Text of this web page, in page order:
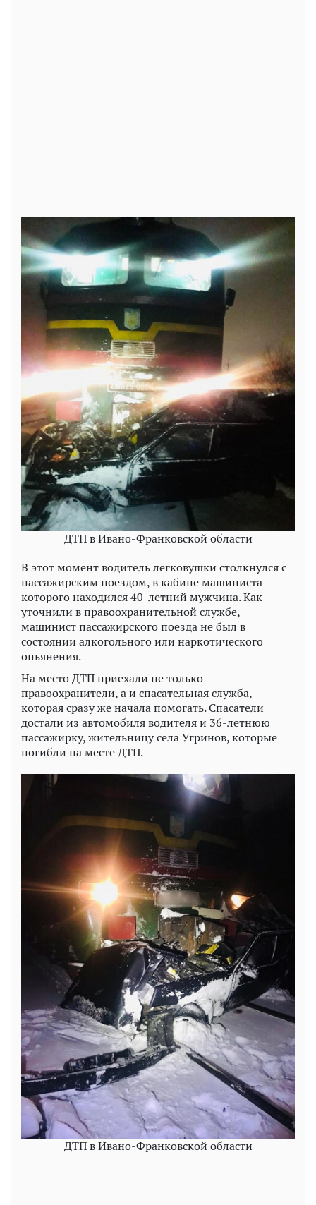
ДТП в Ивано-Франковской области
В этот момент водитель легковушки столкнулся с
пассажирским поездом, в кабине машиниста
которого находился 40-летний мужчина. Как
уточнили в правоохранительной службе,
машинист пассажирского поезда не был в
состоянии алкогольного или наркотического
опьянения.
На место ДТП приехали не только
правоохранители, а и спасательная служба,
которая сразу же начала помогать. Спасатели
достали из автомобиля водителя и 36-летнюю
пассажирку, жительницу села Угринов, которые
погибли на месте ДТП.
ДТП в Ивано-Франковской области